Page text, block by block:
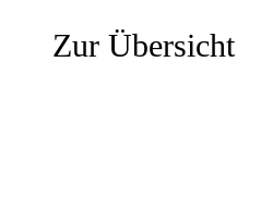
Zur Übersicht